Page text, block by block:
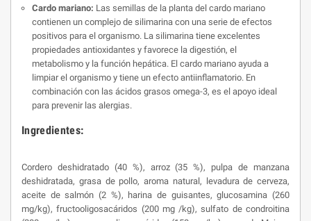
Cardo mariano: Las semillas de la planta del cardo mariano
contienen un complejo de silimarina con una serie de efectos
positivos para el organismo. La silimarina tiene excelentes
propiedades antioxidantes y favorece la digestión, el
metabolismo y la función hepática. El cardo mariano ayuda a
limpiar el organismo y tiene un efecto antiinflamatorio. En
combinación con las ácidos grasos omega-3, es el apoyo ideal
para prevenir las alergias.
Ingredientes:
Cordero deshidratado (40 %), arroz (35 %), pulpa de manzana
deshidratada, grasa de pollo, aroma natural, levadura de cerveza,
aceite de salmón (2 %), harina de guisantes, glucosamina (260
mg/kg), fructooligosacáridos (200 mg /kg), sulfato de condroitina